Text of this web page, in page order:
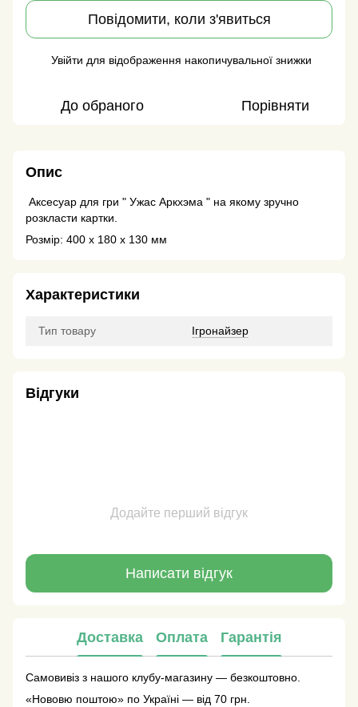
Повідомити, коли з'явиться
Увійти для відображення накопичувальної знижки
До обраного Порівняти
Опис
Аксесуар для гри " Ужас Аркхэма " на якому зручно
розкласти картки.
Розмір: 400 х 180 х 130 мм
Характеристики
Тип товару Ігронайзер
Відгуки
Додайте перший відгук
Написати відгук
Доставка Оплата Гарантія
Самовивіз з нашого клубу-магазину — безкоштовно.
«Нововю поштою» по Україні — від 70 грн.